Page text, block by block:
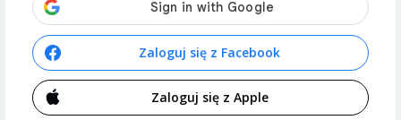
Zaloguj się z Facebook
Zaloguj się z Apple